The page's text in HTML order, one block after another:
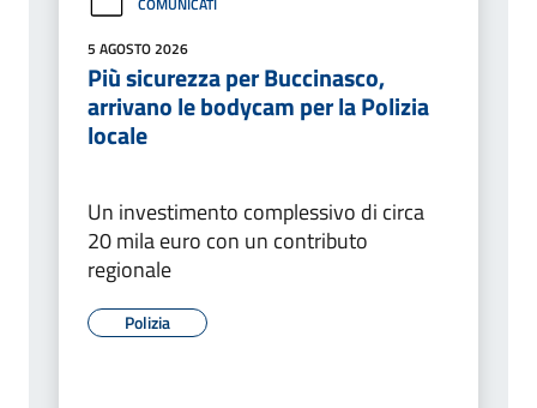
5 AGOSTO 2026
Più sicurezza per Buccinasco,
arrivano le bodycam per la Polizia
locale
Un investimento complessivo di circa
20 mila euro con un contributo
regionale
Polizia